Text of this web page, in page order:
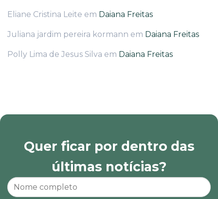
Eliane Cristina Leite em Daiana Freitas
Juliana jardim pereira kormann em Daiana Freitas
Polly Lima de Jesus Silva em Daiana Freitas
Quer ficar por dentro das
últimas notícias?